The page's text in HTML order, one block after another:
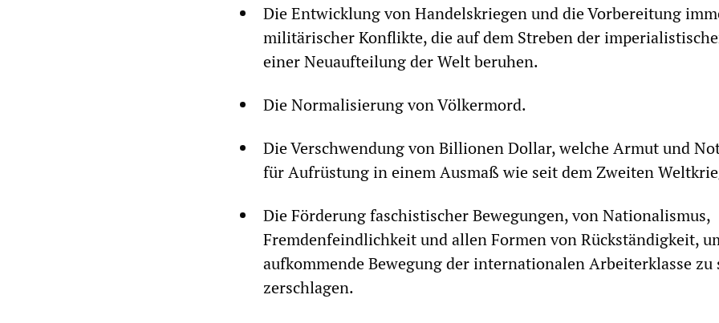
Die Entwicklung von Handelskriegen und die Vorbereitung
militärischer Konflikte, die auf dem Streben der
einer Neuaufteilung der Welt beruhen.
Die Normalisierung von Völkermord.
Die Verschwendung von Billionen Dollar, welche Armut und
für Aufrüstung in einem Ausmaß wie seit dem Zweiten
Die Förderung faschistischer Bewegungen, von Nationalismus,
Fremdenfeindlichkeit und allen Formen von Rückständigkeit,
aufkommende Bewegung der internationalen Arbeiterklasse zu
zerschlagen.